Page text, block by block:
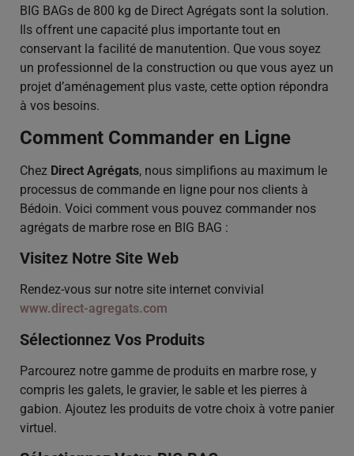
BIG BAGs de 800 kg de Direct Agrégats sont la solution.
Ils offrent une capacité plus importante tout en
conservant la facilité de manutention. Que vous soyez
un professionnel de la construction ou que vous ayez un
projet d’aménagement plus vaste, cette option répondra
à vos besoins.
Comment Commander en Ligne
Chez Direct Agrégats, nous simplifions au maximum le
processus de commande en ligne pour nos clients à
Bédoin. Voici comment vous pouvez commander nos
agrégats de marbre rose en BIG BAG :
Visitez Notre Site Web
Rendez-vous sur notre site internet convivial
www.direct-agregats.com
Sélectionnez Vos Produits
Parcourez notre gamme de produits en marbre rose, y
compris les galets, le gravier, le sable et les pierres à
gabion. Ajoutez les produits de votre choix à votre panier
virtuel.